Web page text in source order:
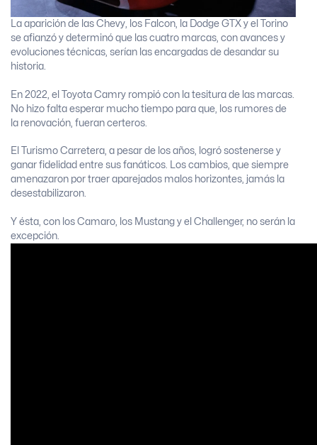
La aparición de las Chevy, los Falcon, la Dodge GTX y el Torino
se afianzó y determinó que las cuatro marcas, con avances y
evoluciones técnicas, serían las encargadas de desandar su
historia.
En 2022, el Toyota Camry rompió con la tesitura de las marcas.
No hizo falta esperar mucho tiempo para que, los rumores de
la renovación, fueran certeros.
El Turismo Carretera, a pesar de los años, logró sostenerse y
ganar fidelidad entre sus fanáticos. Los cambios, que siempre
amenazaron por traer aparejados malos horizontes, jamás la
desestabilizaron.
Y ésta, con los Camaro, los Mustang y el Challenger, no serán la
excepción.